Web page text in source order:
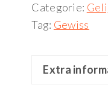
Categorie:
Tag: Gewiss
Extra